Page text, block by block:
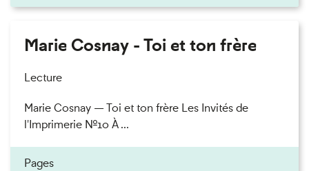
Marie Cosnay - Toi et ton frère
Lecture
Marie Cosnay — Toi et ton frère Les Invités de
l'Imprimerie n°10 À ...
Pages